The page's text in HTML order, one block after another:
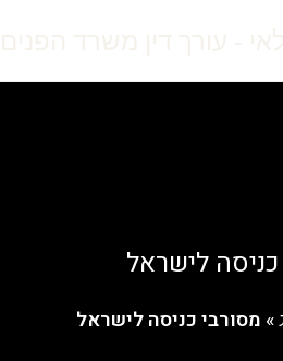
- עורך דין משרד הפנים
לישראל
» מסורבי כניסה לישראל